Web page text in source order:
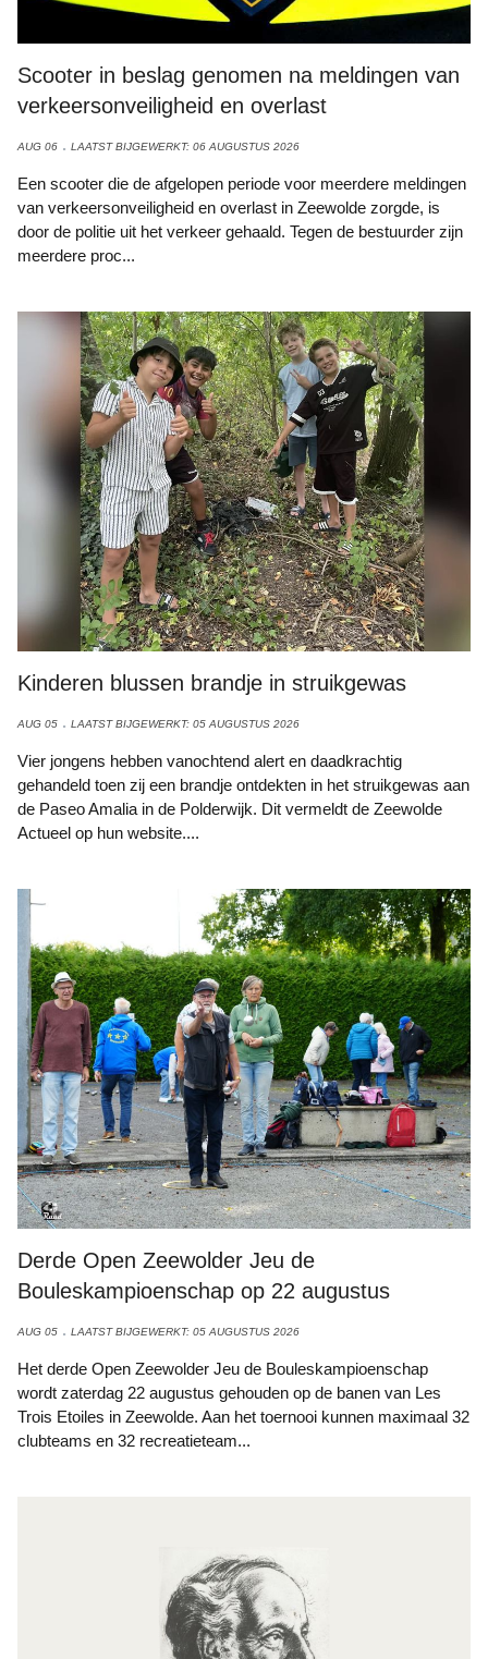
Scooter in beslag genomen na meldingen van
verkeersonveiligheid en overlast
AUG 06 LAATST BIJGEWERKT: 06 AUGUSTUS 2026
Een scooter die de afgelopen periode voor meerdere meldingen
van verkeersonveiligheid en overlast in Zeewolde zorgde, is
door de politie uit het verkeer gehaald. Tegen de bestuurder zijn
meerdere proc...
Bron: Zeewolde Actueel ; De brandplek en de vier jongens bij het
gebluste vuur, van links naar rechts: Maxim, Mustafa, Noah en
Kinderen blussen brandje in struikgewas
AUG 05 LAATST BIJGEWERKT: 05 AUGUSTUS 2026
Vier jongens hebben vanochtend alert en daadkrachtig
gehandeld toen zij een brandje ontdekten in het struikgewas aan
de Paseo Amalia in de Polderwijk. Dit vermeldt de Zeewolde
Actueel op hun website....
Foto: Archief Ruud van Velzen
Derde Open Zeewolder Jeu de
Bouleskampioenschap op 22 augustus
AUG 05 LAATST BIJGEWERKT: 05 AUGUSTUS 2026
Het derde Open Zeewolder Jeu de Bouleskampioenschap
wordt zaterdag 22 augustus gehouden op de banen van Les
Trois Etoiles in Zeewolde. Aan het toernooi kunnen maximaal 32
clubteams en 32 recreatieteam...